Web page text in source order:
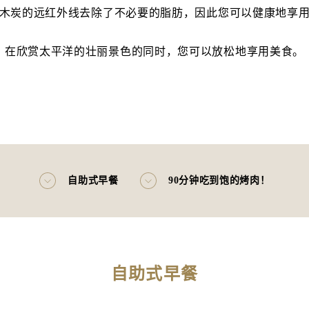
炭的远红外线去除了不必要的脂肪，因此您可以健康地享
在欣赏太平洋的壮丽景色的同时，您可以放松地享用美食。
自助式早餐 90分钟吃到饱的烤肉！
自助式早餐